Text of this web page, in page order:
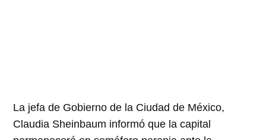
La jefa de Gobierno de la Ciudad de México,
Claudia Sheinbaum informó que la capital